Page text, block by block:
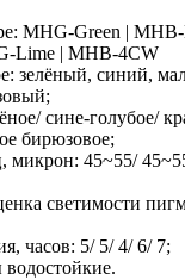
MHG-Green | MHB-
-Lime | MHB-4CW
зелёный, синий,
сине-голубое/
бирюзовое;
микрон: 45~55/
светимости
часов: 5/ 5/ 4/ 6/ 7;